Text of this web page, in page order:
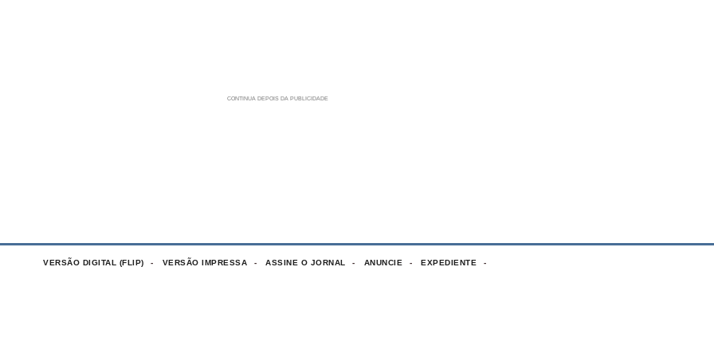
VERSÃO DIGITAL (FLIP) VERSÃO IMPRESSA ASSINE O JORNAL ANUNCIE EXPEDIENTE